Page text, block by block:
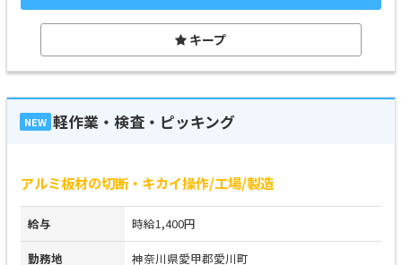
キープ
NEW 軽作業・検査・ピッキング
アルミ板材の切断・キカイ操作/工場/製造
給与 時給1,400円
勤務地 神奈川県愛甲郡愛川町